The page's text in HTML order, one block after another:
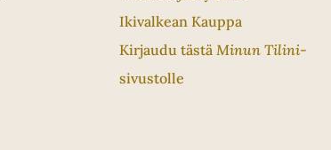
Ikivalkean Kauppa
Kirjaudu tästä Minun Tilini-
sivustolle